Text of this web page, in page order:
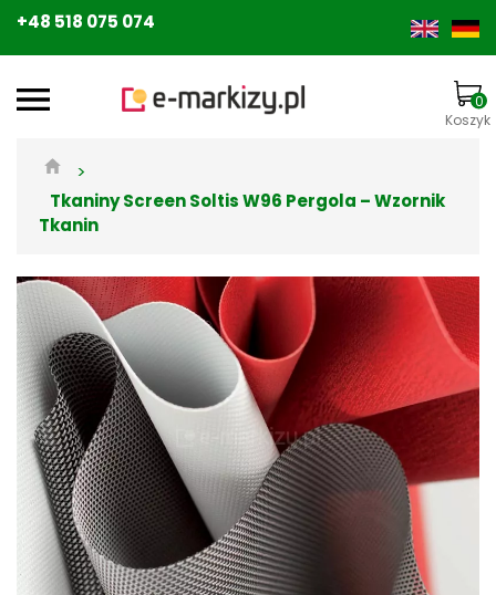
+48 518 075 074
0
Koszyk
>
Tkaniny Screen Soltis W96 Pergola – Wzornik
Tkanin